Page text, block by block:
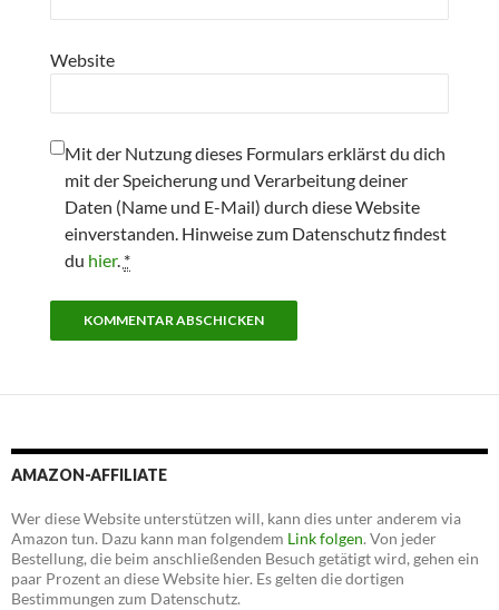
Website
Mit der Nutzung dieses Formulars erklärst du dich
mit der Speicherung und Verarbeitung deiner
Daten (Name und E-Mail) durch diese Website
einverstanden. Hinweise zum Datenschutz findest
du hier. *
AMAZON-AFFILIATE
Wer diese Website unterstützen will, kann dies unter anderem via
Amazon tun. Dazu kann man folgendem Link folgen. Von jeder
Bestellung, die beim anschließenden Besuch getätigt wird, gehen ein
paar Prozent an diese Website hier. Es gelten die dortigen
Bestimmungen zum Datenschutz.